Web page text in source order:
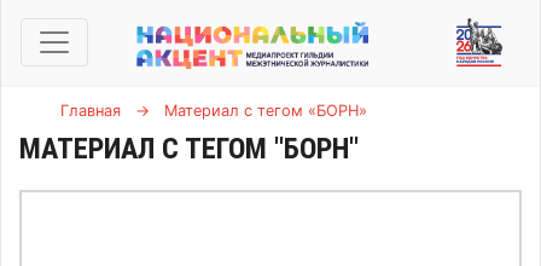
Главная → Материал с тегом «БОРН»
МАТЕРИАЛ С ТЕГОМ "БОРН"